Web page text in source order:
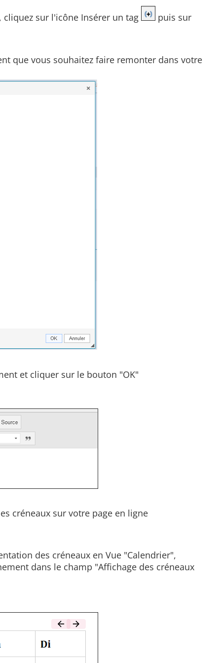
sur l'icône Insérer un tag puis sur
que vous souhaitez faire remonter dans votre
et cliquer sur le bouton "OK"
créneaux sur votre page en ligne
des créneaux en Vue "Calendrier",
dans le champ "Affichage des créneaux